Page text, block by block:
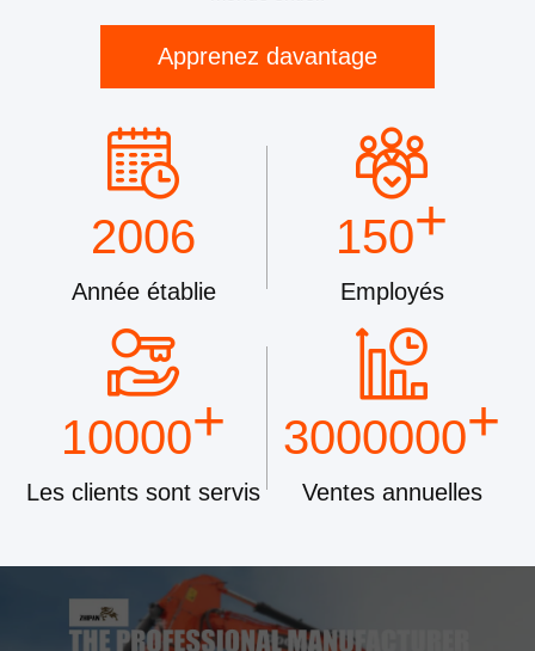
Apprenez davantage
2006
Année établie
150+
Employés
10000+
Les clients sont servis
3000000+
Ventes annuelles